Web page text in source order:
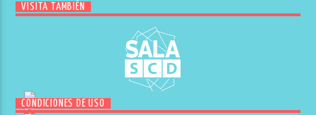
VISITA TAMBIÉN
CONDICIONES DE USO